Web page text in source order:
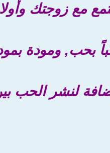
مع زوجتك
ومودة
لنشر الحب